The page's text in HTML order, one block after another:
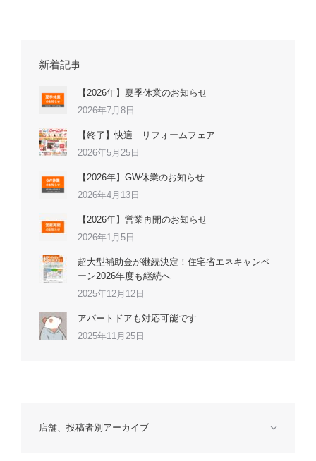
新着記事
【2026年】夏季休業のお知らせ
2026年7月8日
【終了】快適 リフォームフェア
2026年5月25日
【2026年】GW休業のお知らせ
2026年4月13日
【2026年】営業再開のお知らせ
2026年1月5日
超大型補助金が継続決定！住宅省エネキャンペ
ーン2026年度も継続へ
2025年12月12日
アパートドアも対応可能です
2025年11月25日
店舗、投稿者別アーカイブ